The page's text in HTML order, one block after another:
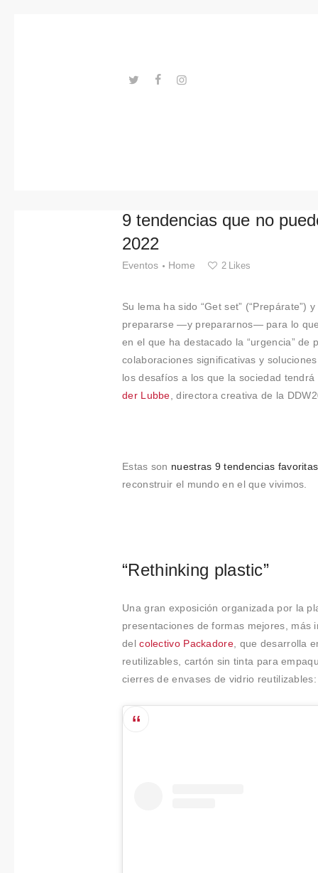
Conexión
Colabora
9 tendencias que no
2022
Eventos Home 2 Likes
Su lema ha sido “Get set” (“Prepárate”)
prepararse —y prepararnos— para lo
en el que ha destacado la “urgencia” de
colaboraciones significativas y
los desafíos a los que la sociedad
der Lubbe , directora creativa de la
Estas son nuestras 9 tendencias
reconstruir el mundo en el que vivimos.
“Rethinking plastic”
Una gran exposición organizada por la
presentaciones de formas mejores, más
delcolectivo Packadore, que desarrolla
reutilizables, cartón sin tinta para
cierres de envases de vidrio reutilizables: